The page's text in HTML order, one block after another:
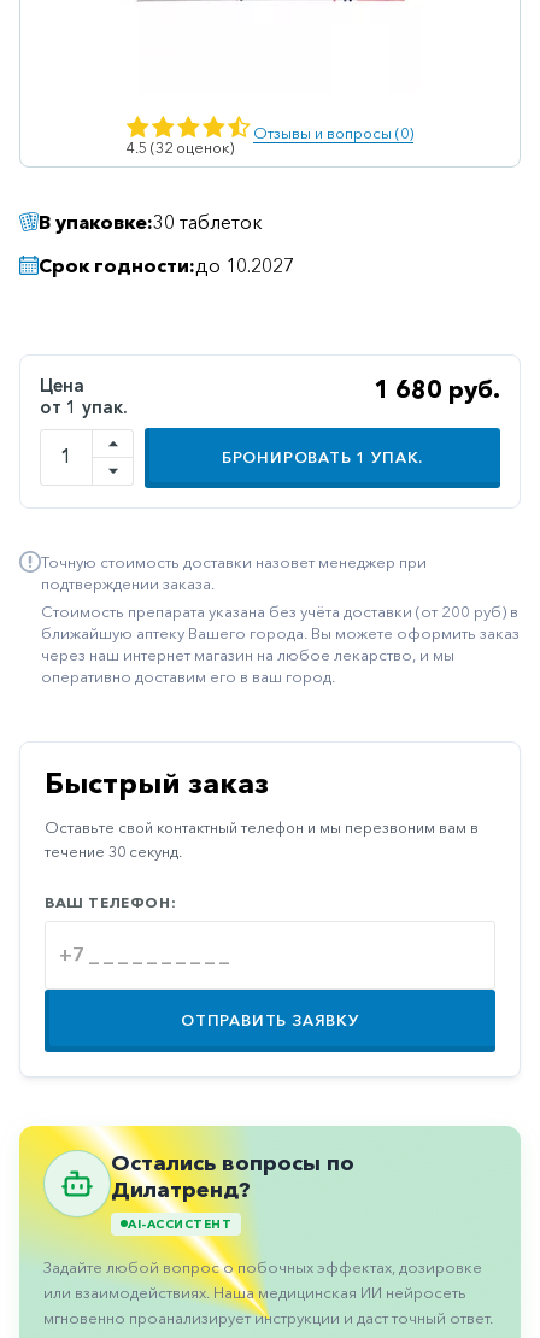
Гематологические
Гинекология
Гомеопатические
Диабетические
Желудочно-
кишечные
Иммуностимуляторы
Климактерические
Метаболизм
средства
Неврологические
Офтальмология
Паркинсон
Противовирусные
Противогрибковые
Противоопухолевые
Противоподагрические
Противорвотные
Противоэпилептические
4.5 (32 оценок)
Отзывы и вопросы (0)
В упаковке:30 таблеток
Срок годности:до 10.2027
Цена
от 1 упак.
1 680 руб.
БРОНИРОВАТЬ 1 УПАК.
Точную стоимость доставки назовет менеджер при
подтверждении заказа.
Стоимость препарата указана без учёта доставки (от 200 руб) в
ближайшую аптеку Вашего города. Вы можете оформить заказ
через наш интернет магазин на любое лекарство, и мы
оперативно доставим его в ваш город.
Быстрый заказ
Оставьте свой контактный телефон и мы перезвоним вам в
течение 30 секунд.
ВАШ ТЕЛЕФОН:
ОТПРАВИТЬ ЗАЯВКУ
Остались вопросы по
Дилатренд?
AI-АССИСТЕНТ
Задайте любой вопрос о побочных эффектах, дозировке
или взаимодействиях. Наша медицинская ИИ нейросеть
мгновенно проанализирует инструкции и даст точный ответ.